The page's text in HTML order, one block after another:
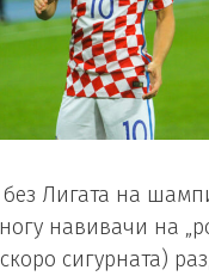
Лигата на
навивачи на
сигурната)